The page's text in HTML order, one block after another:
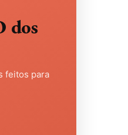
dos
feitos para